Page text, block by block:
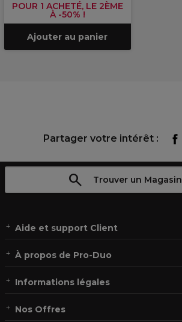
POUR 1 ACHETÉ, LE 2ÈME
À -50% !
Ajouter au panier
Partager votre intérêt :
Trouver un Magasin
Aide et support Client
À propos de Pro-Duo
Informations légales
Nos Offres